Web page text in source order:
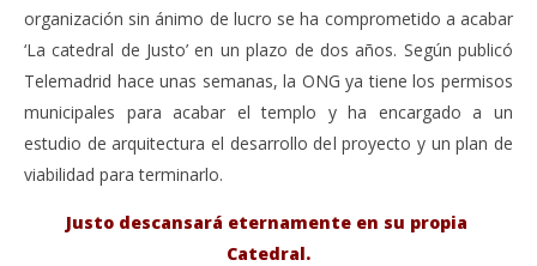
organización sin ánimo de lucro se ha comprometido a acabar
‘La catedral de Justo’ en un plazo de dos años. Según publicó
Telemadrid hace unas semanas, la ONG ya tiene los permisos
municipales para acabar el templo y ha encargado a un
estudio de arquitectura el desarrollo del proyecto y un plan de
viabilidad para terminarlo.
Justo descansará eternamente en su propia
Catedral.